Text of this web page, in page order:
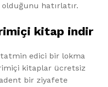
olduğunu hatırlatır.
kitap indir
edici bir lokma
kitaplar ücretsiz
bir ziyafete